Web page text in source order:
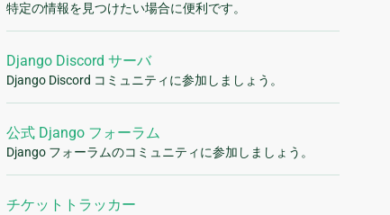
特定の情報を見つけたい場合に便利です。
Django Discord サーバ
Django Discord コミュニティに参加しましょう。
公式 Django フォーラム
Django フォーラムのコミュニティに参加しましょう。
チケットトラッカー